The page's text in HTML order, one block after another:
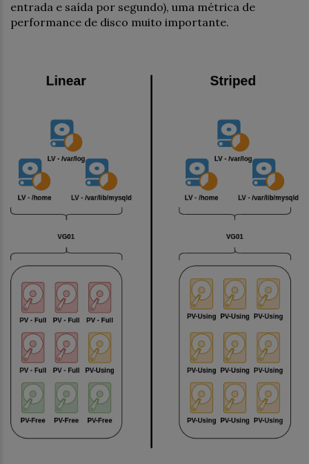
entrada e saída por segundo), uma métrica de
performance de disco muito importante.